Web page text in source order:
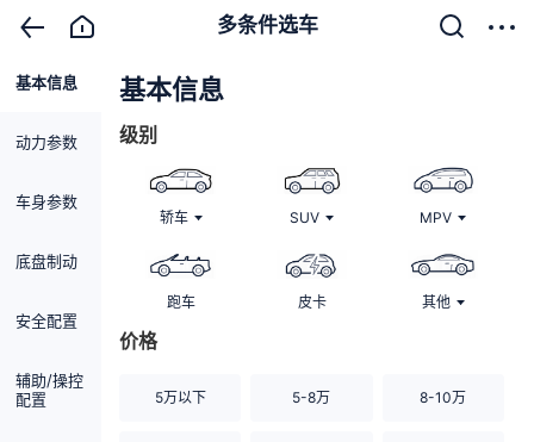
多条件选车
基本信息
动力参数
车身参数
底盘制动
安全配置
辅助/操控
配置
基本信息
级别
轿车 SUV MPV
跑车 皮卡 其他
价格
5万以下 5-8万 8-10万